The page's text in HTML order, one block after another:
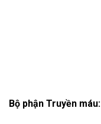
Bộ phận Truyền máu: